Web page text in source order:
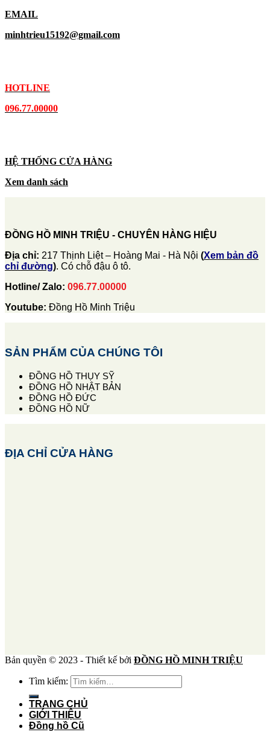
EMAIL
minhtrieu15192@gmail.com
HOTLINE
096.77.00000
HỆ THỐNG CỬA HÀNG
Xem danh sách
ĐỒNG HỒ MINH TRIỆU - CHUYÊN HÀNG HIỆU
Địa chỉ: 217 Thịnh Liệt – Hoàng Mai - Hà Nội (Xem bản đồ
chỉ đường). Có chỗ đậu ô tô.
Hotline/ Zalo: 096.77.00000
Youtube: Đồng Hồ Minh Triệu
SẢN PHẨM CỦA CHÚNG TÔI
ĐỒNG HỒ THỤY SỸ
ĐỒNG HỒ NHẬT BẢN
ĐỒNG HỒ ĐỨC
ĐỒNG HỒ NỮ
ĐỊA CHỈ CỬA HÀNG
Bản quyền © 2023 - Thiết kế bởi ĐỒNG HỒ MINH TRIỆU
Tìm kiếm:
TRANG CHỦ
GIỚI THIỆU
Đồng hồ Cũ